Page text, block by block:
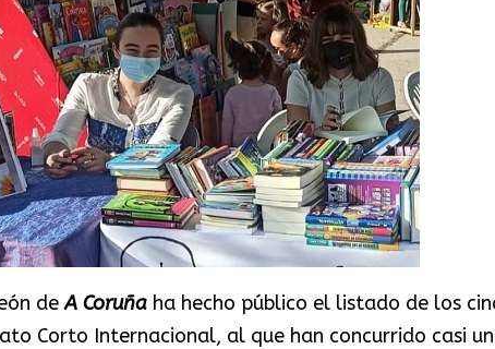
deA Coruñaha hecho público el listado de los
Corto Internacional, al que han concurrido casi un